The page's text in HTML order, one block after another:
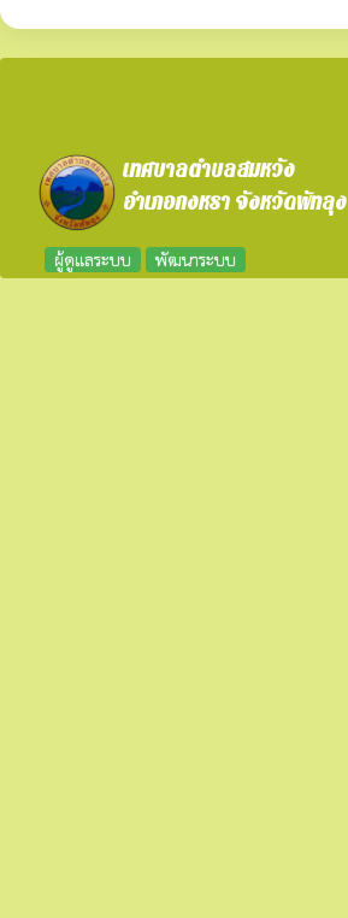
เทศบาลตำบลสมหวัง
อำเภอกงหรา จังหวัดพัทลุง
ผู้ดูแลระบบ พัฒนาระบบ